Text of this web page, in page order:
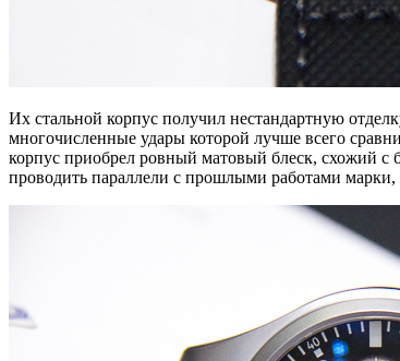
Их стальной корпус получил нестандартную
многочисленные удары которой лучше всего
корпус приобрел ровный матовый блеск, схожий с
проводить параллели с прошлыми работами